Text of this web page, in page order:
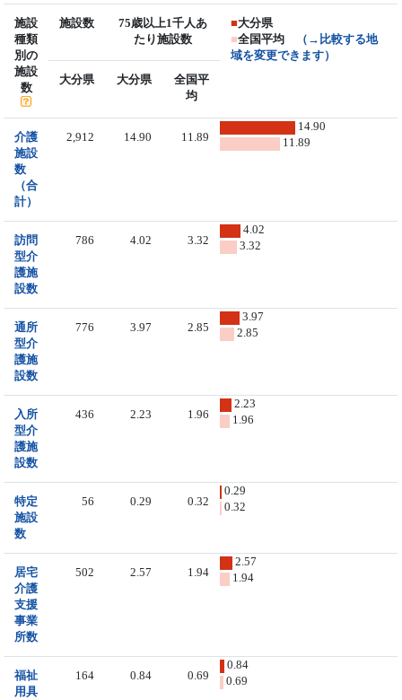
施設
種類
別の
施設
数
施設数
75歳以上1千人あ
たり施設数
■大分県
■全国平均
（→比較する地
域を変更できます）
大分県
大分県
全国平
均
介護
施設
数
（合
計）
2,912 14.90 11.89
14.90
11.89
訪問
型介
護施
設数
786 4.02 3.32
4.02
3.32
通所
型介
護施
設数
776 3.97 2.85
3.97
2.85
入所
型介
護施
設数
436 2.23 1.96
2.23
1.96
特定
施設
数
56 0.29 0.32
0.29
0.32
居宅
介護
支援
事業
所数
502 2.57 1.94
2.57
1.94
福祉
用具
164 0.84 0.69
0.84
0.69